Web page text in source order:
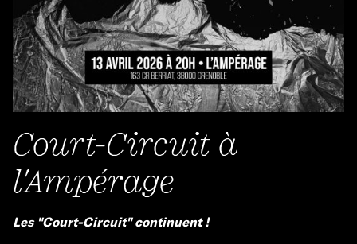
Court-Circuit à
l'Ampérage
Les "Court-Circuit" continuent !